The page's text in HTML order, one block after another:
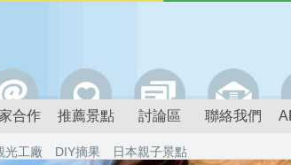
合作 推薦景點 討論區 聯絡我們
光工廠 DIY摘果 日本親子景點